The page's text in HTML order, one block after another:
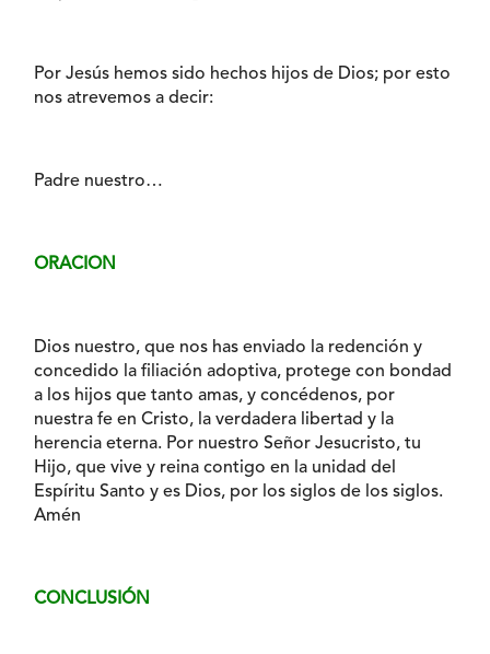
Por Jesús hemos sido hechos hijos de Dios; por esto
nos atrevemos a decir:
Padre nuestro…
ORACION
Dios nuestro, que nos has enviado la redención y
concedido la filiación adoptiva, protege con bondad
a los hijos que tanto amas, y concédenos, por
nuestra fe en Cristo, la verdadera libertad y la
herencia eterna. Por nuestro Señor Jesucristo, tu
Hijo, que vive y reina contigo en la unidad del
Espíritu Santo y es Dios, por los siglos de los siglos.
Amén
CONCLUSIÓN